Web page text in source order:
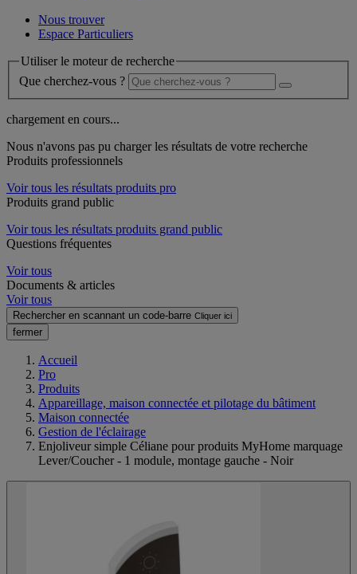
Nous trouver
Espace Particuliers
Utiliser le moteur de recherche
Que cherchez-vous ?
chargement en cours...
Nous n'avons pas pu charger les résultats de votre recherche
Produits professionnels
Voir tous les résultats produits pro
Produits grand public
Voir tous les résultats produits grand public
Questions fréquentes
Voir tous
Documents & articles
Voir tous
Rechercher en scannant un code-barre Cliquer ici
fermer
Accueil
Pro
Produits
Appareillage, maison connectée et pilotage du bâtiment
Maison connectée
Gestion de l'éclairage
Enjoliveur simple Céliane pour produits MyHome marquage
Lever/Coucher - 1 module, montage gauche - Noir